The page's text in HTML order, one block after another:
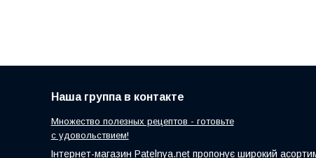
Наша группа в контакте
Множество полезных рецептов - готовьте
с удовольствием!
Інтернет-магазин Patelnya.net пропонує широкий